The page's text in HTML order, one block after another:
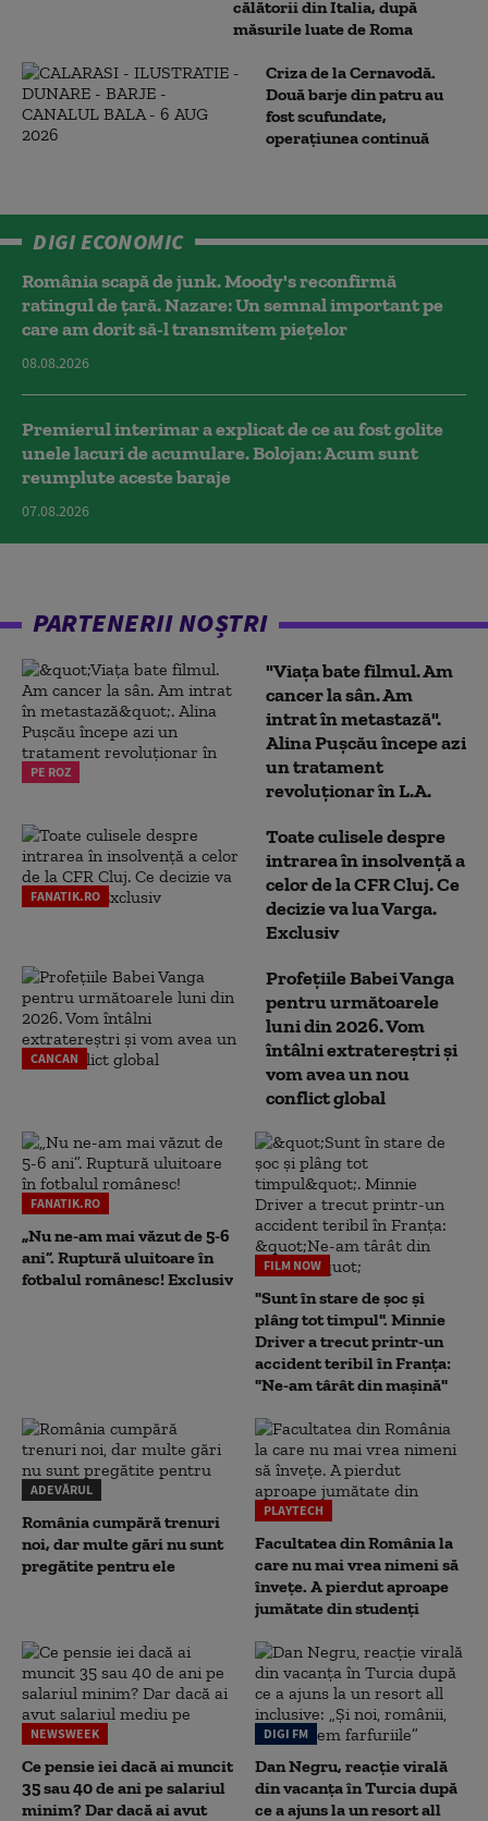
călătorii din Italia, după
măsurile luate de Roma
Criza de la Cernavodă.
Două barje din patru au
fost scufundate,
operațiunea continuă
DIGI ECONOMIC
România scapă de junk. Moody's reconfirmă
ratingul de țară. Nazare: Un semnal important pe
care am dorit să-l transmitem piețelor
08.08.2026
Premierul interimar a explicat de ce au fost golite
unele lacuri de acumulare. Bolojan: Acum sunt
reumplute aceste baraje
07.08.2026
PARTENERII NOȘTRI
PE ROZ
"Viața bate filmul. Am
cancer la sân. Am
intrat în metastază".
Alina Pușcău începe azi
un tratament
revoluționar în L.A.
FANATIK.RO
Toate culisele despre
intrarea în insolvență a
celor de la CFR Cluj. Ce
decizie va lua Varga.
Exclusiv
CANCAN
Profețiile Babei Vanga
pentru următoarele
luni din 2026. Vom
întâlni extratereștri și
vom avea un nou
conflict global
FANATIK.RO
„Nu ne-am mai văzut de 5-6
ani”. Ruptură uluitoare în
fotbalul românesc! Exclusiv
FILM NOW
"Sunt în stare de șoc și
plâng tot timpul". Minnie
Driver a trecut printr-un
accident teribil în Franța:
"Ne-am târât din mașină"
ADEVĂRUL
România cumpără trenuri
noi, dar multe gări nu sunt
pregătite pentru ele
PLAYTECH
Facultatea din România la
care nu mai vrea nimeni să
înveţe. A pierdut aproape
jumătate din studenţi
NEWSWEEK
Ce pensie iei dacă ai muncit
35 sau 40 de ani pe salariul
minim? Dar dacă ai avut
DIGI FM
Dan Negru, reacție virală
din vacanța în Turcia după
ce a ajuns la un resort all